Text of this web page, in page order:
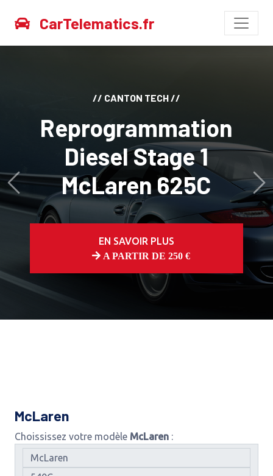
CarTelematics.fr
// CANTON TECH //
Reprogrammation
Diesel Stage 1
McLaren 625C
EN SAVOIR PLUS
A PARTIR DE 250 €
Avant
McLaren
Choississez votre modèle McLaren :